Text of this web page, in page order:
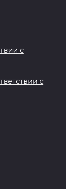
с
с